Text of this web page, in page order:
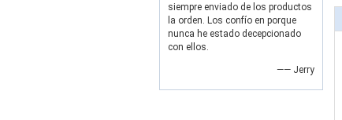
siempre enviado de los productos
la orden. Los confío en porque
nunca he estado decepcionado
con ellos.
—— Jerry